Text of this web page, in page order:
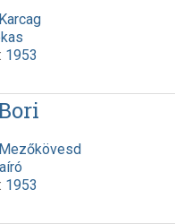
Karcag
1953
Mezőkövesd
1953